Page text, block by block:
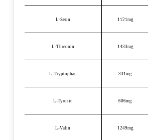
L-Serin 1121mg
L-Threonin 1433mg
L-Tryptophan 331mg
L-Tyrosin 606mg
L-Valin 1249mg